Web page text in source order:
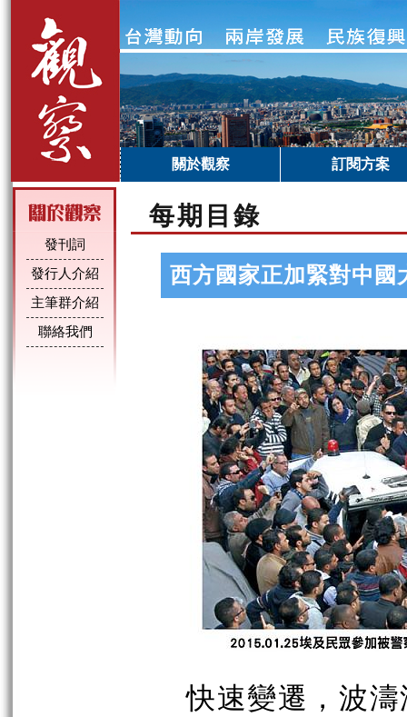
關於觀察 訂閱方案
發刊詞
發行人介紹
主筆群介紹
聯絡我們
每期目錄
西方國家正加緊對中國
快速變遷，波